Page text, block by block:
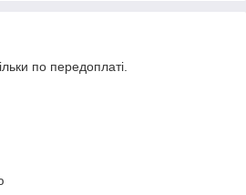
по передоплаті.